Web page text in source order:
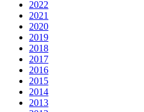
2022
2021
2020
2019
2018
2017
2016
2015
2014
2013